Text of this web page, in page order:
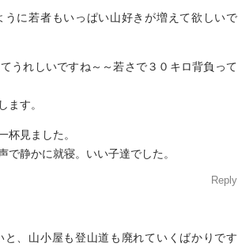
に若者もいっぱい山好きが増えて欲しいで
うれしいですね～～若さで３０キロ背負って
ます。
杯見ました。
で静かに就寝。いい子達でした。
Reply
、山小屋も登山道も廃れていくばかりです